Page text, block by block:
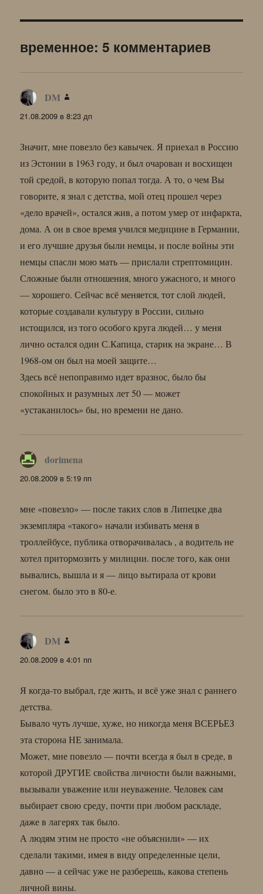
временное: 5 комментариев
DM
21.08.2009 в 8:23 дп
Значит, мне повезло без кавычек. Я приехал в Россию
из Эстонии в 1963 году, и был очарован и восхищен
той средой, в которую попал тогда. А то, о чем Вы
говорите, я знал с детства, мой отец прошел через
«дело врачей», остался жив, а потом умер от инфаркта,
дома. А он в свое время учился медицине в Германии,
и его лучшие друзья были немцы, и после войны эти
немцы спасли мою мать — прислали стрептомицин.
Сложные были отношения, много ужасного, и много
— хорошего. Сейчас всё меняется, тот слой людей,
которые создавали культуру в России, сильно
истощился, из того особого круга людей… у меня
лично остался один С.Капица, старик на экране… В
1968-ом он был на моей защите…
Здесь всё непоправимо идет вразнос, было бы
спокойных и разумных лет 50 — может
«устаканилось» бы, но времени не дано.
dorimena
20.08.2009 в 5:19 пп
мне «повезло» — после таких слов в Липецке два
экземпляра «такого» начали избивать меня в
троллейбусе, публика отворачивалась , а водитель не
хотел притормозить у милиции. после того, как они
вывались, вышла и я — лицо вытирала от крови
снегом. было это в 80-е.
DM
20.08.2009 в 4:01 пп
Я когда-то выбрал, где жить, и всё уже знал с раннего
детства.
Бывало чуть лучше, хуже, но никогда меня ВСЕРЬЕЗ
эта сторона НЕ занимала.
Может, мне повезло — почти всегда я был в среде, в
которой ДРУГИЕ свойства личности были важными,
вызывали уважение или неуважение. Человек сам
выбирает свою среду, почти при любом раскладе,
даже в лагерях так было.
А людям этим не просто «не объяснили» — их
сделали такими, имея в виду определенные цели,
давно — а сейчас уже не разберешь, какова степень
личной вины.